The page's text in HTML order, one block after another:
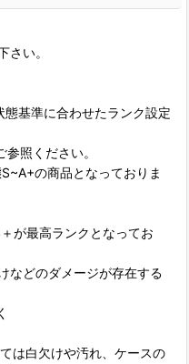
さい。
基準に合わせたランク設定
参照ください。
の商品となっておりま
が最高ランクとなってお
などのダメージが存在する
は白欠けや汚れ、ケースの